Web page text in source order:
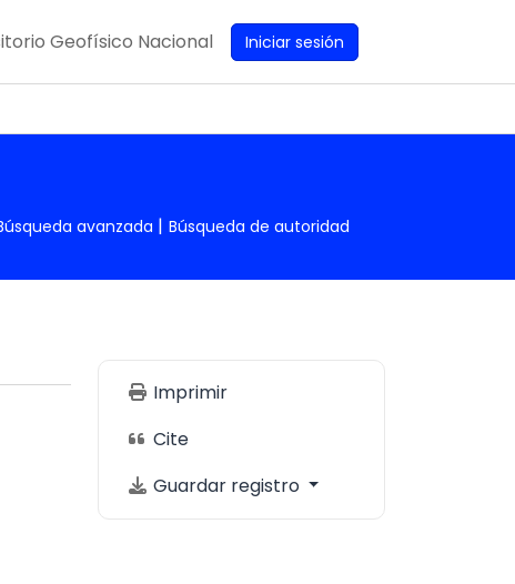
Geofísico Nacional Iniciar sesión
avanzada Búsqueda de autoridad
Imprimir
Cite
Guardar registro